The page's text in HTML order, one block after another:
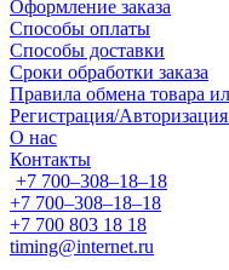
Оформление заказа
Способы оплаты
Способы доставки
Сроки обработки заказа
Правила обмена товара
Регистрация/
О нас
Контакты
+7 700‒308‒18‒18
+7 700‒308‒18‒18
+7 700 803 18 18
timing@internet.ru